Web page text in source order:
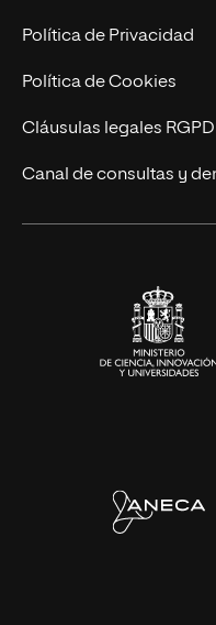
Postgrados
Cursos Universitarios
Trabaja en UNIR
Actualidad
UNIR Revista
Eventos
Política de Privacidad
Política de Cookies
Cláusulas legales RGPD
Canal de consultas y